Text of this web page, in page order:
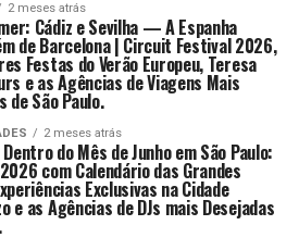
2 meses atrás
Cádiz e Sevilha — A Espanha
de Barcelona | Circuit Festival 2026,
Festas do Verão Europeu, Teresa
e as Agências de Viagens Mais
de São Paulo.
2 meses atrás
do Mês de Junho em São Paulo:
com Calendário das Grandes
Exclusivas na Cidade
e as Agências de DJs mais Desejadas